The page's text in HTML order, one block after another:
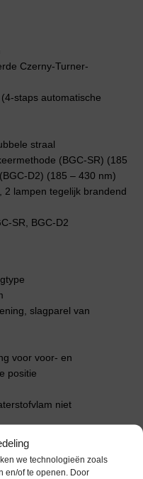
we technologieën zoals
en/of te openen. Door
Czerny-Turner-
staps automatische
straal
(BGC-SR) (185
D2) (185 – 430 nm)
lampen tegelijk brandend
SR, BGC-D2
slagparel van
voor voor- en
positie
niet